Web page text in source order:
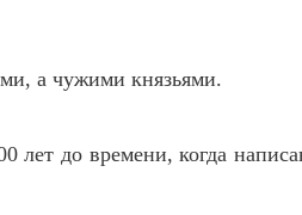
а чужими князьями.
до времени, когда